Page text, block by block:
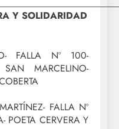
Y SOLIDARIDAD
FALLA Nº 100-
SAN MARCELINO-
FALLA Nº
POETA CERVERA Y